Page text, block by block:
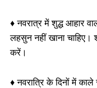
♦ नवरात्र में शुद्ध आहार
लहसुन नहीं खाना
करें।
♦ नवरात्रि के दिनों में